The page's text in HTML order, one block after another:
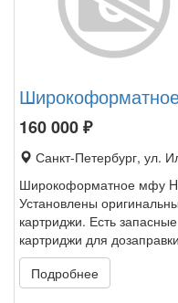
160 000₽
Санкт-Петербург, ул.
Широкоформатное мфу
Установлены
картриджи. Есть
картриджи для
Подробнее